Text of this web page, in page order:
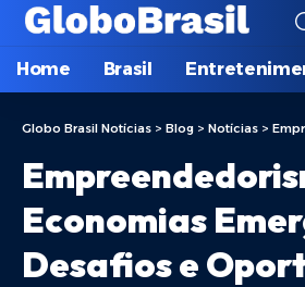
Home Brasil
Globo Brasil Notícias > Blog > Notícias >
Economias
Desafios e